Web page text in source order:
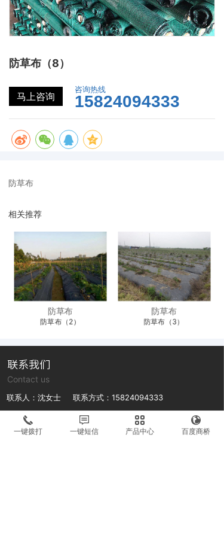
防草布（8）
马上咨询
咨询热线
15824094333
防草布
相关推荐
防草布
防草布（2）
防草布
防草布（3）
联系人：沈女士 联系方式：15824094333
联系人：沈先生 联系方式：13018895698
公司地址：浙江省台州市路桥区金清镇霓岙村井头1区33号
联系我们
Contact us
一键拨打 一键短信 产品中心 百度商桥